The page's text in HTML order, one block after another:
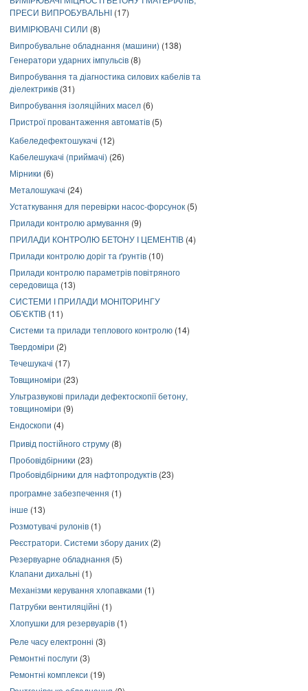
ПРЕСИ ВИПРОБУВАЛЬНІ (17)
ВИМІРЮВАЧІ СИЛИ (8)
Випробувальне обладнання (машини) (138)
Генератори ударних імпульсів (8)
Випробування та діагностика силових кабелів та
діелектриків (31)
Випробування ізоляційних масел (6)
Пристрої провантаження автоматів (5)
Кабеледефектошукачі (12)
Кабелешукачі (приймачі) (26)
Мірники (6)
Металошукачі (24)
Устаткування для перевірки насос-форсунок (5)
Прилади контролю армування (9)
ПРИЛАДИ КОНТРОЛЮ БЕТОНУ І ЦЕМЕНТІВ (4)
Прилади контролю доріг та ґрунтів (10)
Прилади контролю параметрів повітряного
середовища (13)
СИСТЕМИ І ПРИЛАДИ МОНІТОРИНГУ
ОБ'ЄКТІВ (11)
Системи та прилади теплового контролю (14)
Твердоміри (2)
Течешукачі (17)
Товщиноміри (23)
Ультразвукові прилади дефектоскопії бетону,
товщиноміри (9)
Ендоскопи (4)
Привід постійного струму (8)
Пробовідбірники (23)
Пробовідбірники для нафтопродуктів (23)
програмне забезпечення (1)
інше (13)
Розмотувачі рулонів (1)
Реєстратори. Системи збору даних (2)
Резервуарне обладнання (5)
Клапани дихальні (1)
Механізми керування хлопавками (1)
Патрубки вентиляційні (1)
Хлопушки для резервуарів (1)
Реле часу електронні (3)
Ремонтні послуги (3)
Ремонтні комплекси (19)